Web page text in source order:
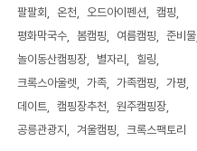
팔팔회
온천 오드아이펜션
캠핑
평화막국수
봄캠핑 여름캠핑
준비물
놀이동산캠핑장
별자리
힐링
크록스아울렛
가족 가족캠핑
가평
데이트
캠핑장추천
원주캠핑장
공릉관광지
겨울캠핑 크록스팩토리